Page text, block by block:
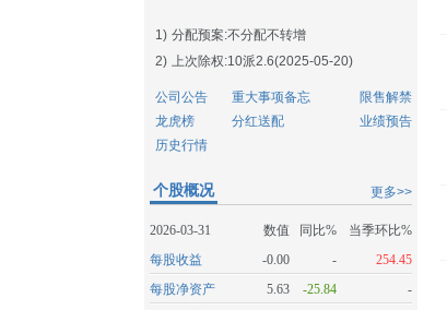
1) 分配预案:不分配不转增
2) 上次除权:10派2.6(2025-05-20)
公司公告 重大事项备忘
限售解禁
龙虎榜
分红送配
业绩预告
历史行情
更多>>
个股概况
2026-03-31 数值 同比%
当季环比%
每股收益
-0.00 -
254.45
每股净资产
5.63 -25.84
-